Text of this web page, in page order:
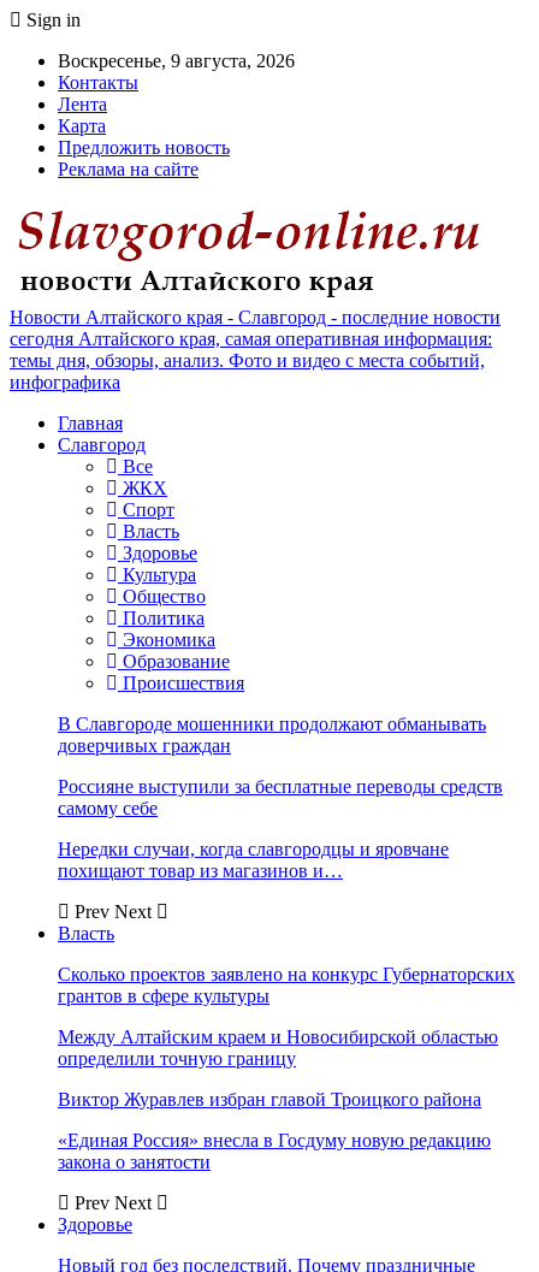
Sign in
Воскресенье, 9 августа, 2026
Контакты
Лента
Карта
Предложить новость
Реклама на сайте
Новости Алтайского края - Славгород - последние новости
сегодня Алтайского края, самая оперативная информация:
темы дня, обзоры, анализ. Фото и видео с места событий,
инфографика
Главная
Славгород
Все
ЖКХ
Спорт
Власть
Здоровье
Культура
Общество
Политика
Экономика
Образование
Происшествия
В Славгороде мошенники продолжают обманывать
доверчивых граждан
Россияне выступили за бесплатные переводы средств
самому себе
Нередки случаи, когда славгородцы и яровчане
похищают товар из магазинов и…
Prev Next
Власть
Сколько проектов заявлено на конкурс Губернаторских
грантов в сфере культуры
Между Алтайским краем и Новосибирской областью
определили точную границу
Виктор Журавлев избран главой Троицкого района
«Единая Россия» внесла в Госдуму новую редакцию
закона о занятости
Prev Next
Здоровье
Новый год без последствий. Почему праздничные